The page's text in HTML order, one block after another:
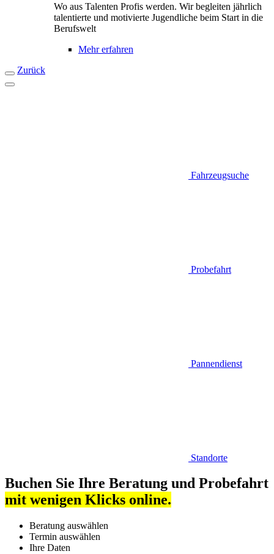
Wo aus Talenten Profis werden. Wir begleiten jährlich
talentierte und motivierte Jugendliche beim Start in die
Berufswelt
Mehr erfahren
Zurück
Fahrzeugsuche
Probefahrt
Pannendienst
Standorte
Buchen Sie Ihre Beratung und Probefahrt
mit wenigen Klicks online.
Beratung auswählen
Termin auswählen
Ihre Daten